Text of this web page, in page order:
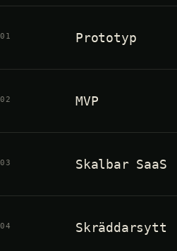
01 Prototyp
02 MVP
03 Skalbar SaaS
04 Skräddarsytt